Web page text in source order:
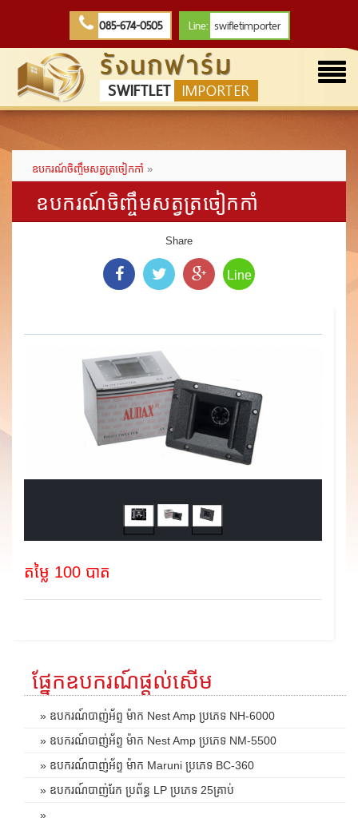
085-674-0505 Line: swifletimporter
รังนกฟาร์ม
SWIFTLET IMPORTER
ឧបករណ៍ចិញ្ចឹមសត្វត្រចៀកកាំ »
ឧបករណ៍ចិញ្ចឹមសត្វត្រចៀកកាំ
Share
Line
តម្លៃ 100 បាត
ផ្នែកឧបករណ៍ផ្តល់សើម
» ឧបករណ៍បាញ់អ័ព្ទ ម៉ាក Nest Amp ប្រភេទ NH-6000
» ឧបករណ៍បាញ់អ័ព្ទ ម៉ាក Nest Amp ប្រភេទ NM-5500
» ឧបករណ៍បាញ់អ័ព្ទ ម៉ាក Maruni ប្រភេទ BC-360
» ឧបករណ៍បាញ់រែក ប្រព័ន្ធ LP ប្រភេទ 25គ្រាប់
»